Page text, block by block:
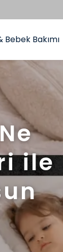
Bebek Bakımı
ile